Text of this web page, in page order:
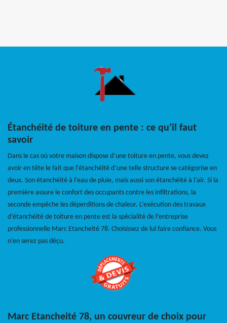
Étanchéité de toiture en pente : ce qu’il faut
savoir
Dans le cas où votre maison dispose d’une toiture en pente, vous devez
avoir en tête le fait que l’étanchéité d’une telle structure se catégorise en
deux. Son étanchéité à l’eau de pluie, mais aussi son étanchéité à l’air. Si la
première assure le confort des occupants contre les infiltrations, la
seconde empêche les déperditions de chaleur. L’exécution des travaux
d’étanchéité de toiture en pente est la spécialité de l’entreprise
professionnelle Marc Etancheité 78. Choisissez de lui faire confiance. Vous
n’en serez pas déçu.
Marc Etancheité 78, un couvreur de choix pour